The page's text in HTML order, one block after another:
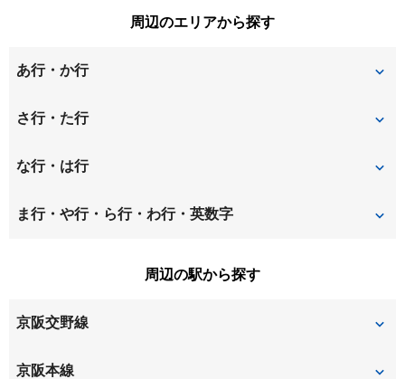
周辺のエリアから探す
あ行・か行
天川新町
井尻
甲斐田町
甲斐田東町
川原町
さ行・た行
招提中町
招提南町 新之栄町
堂山
な行・は行
中宮西之町 中宮東之町
ま行・や行・ら行・わ行・英数字
周辺の駅から探す
京阪交野線
宮之阪
京阪本線